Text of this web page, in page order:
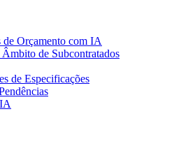
de Orçamento com IA
de Subcontratados
de Especificações